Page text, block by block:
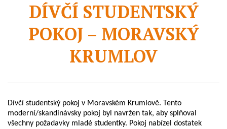
DÍVČÍ STUDENTSKÝ
POKOJ – MORAVSKÝ
KRUMLOV
Dívčí studentský pokoj v Moravském Krumlově. Tento
moderní/skandinávsky pokoj byl navržen tak, aby splňoval
všechny požadavky mladé studentky. Pokoj nabízel dostatek